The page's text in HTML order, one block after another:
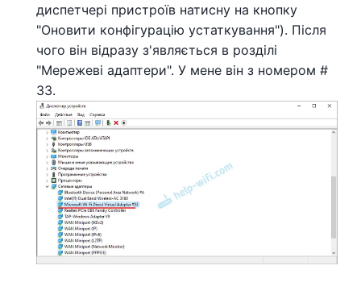
диспетчері пристроїв натисну на кнопку
"Оновити конфігурацію устаткування"). Після
чого він відразу з'являється в розділі
"Мережеві адаптери". У мене він з номером #
33.